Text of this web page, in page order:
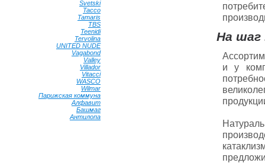
На шаг
и у
Svetski•
Tacco
Tamaris
TBS
Teenidi•
Tervolina
UNITED NUDE•
Vagabond•
Valley
Villador
Vitacci•
WASCO
Wilmar
Парижская коммуна
Алфавит
Башмаг•
Антилопа